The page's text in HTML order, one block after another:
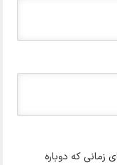
زمانی که دوباره